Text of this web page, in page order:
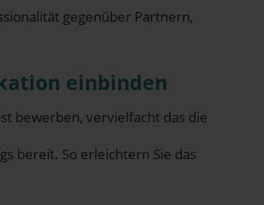
gegen­über Part­nern,
einbinden
bewer­ben, ver­viel­facht das die
bereit. So erleich­tern Sie das